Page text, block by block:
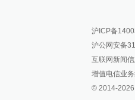
报料邮
沪ICP备
沪公网安备
互联网新闻
增值电信业
© 2014-2026